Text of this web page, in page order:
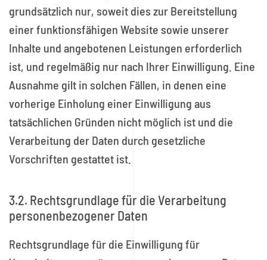
grundsätzlich nur, soweit dies zur Bereitstellung
einer funktionsfähigen Website sowie unserer
Inhalte und angebotenen Leistungen erforderlich
ist, und regelmäßig nur nach Ihrer Einwilligung. Eine
Ausnahme gilt in solchen Fällen, in denen eine
vorherige Einholung einer Einwilligung aus
tatsächlichen Gründen nicht möglich ist und die
Verarbeitung der Daten durch gesetzliche
Vorschriften gestattet ist.
3.2. Rechtsgrundlage für die Verarbeitung
personenbezogener Daten
Rechtsgrundlage für die Einwilligung für